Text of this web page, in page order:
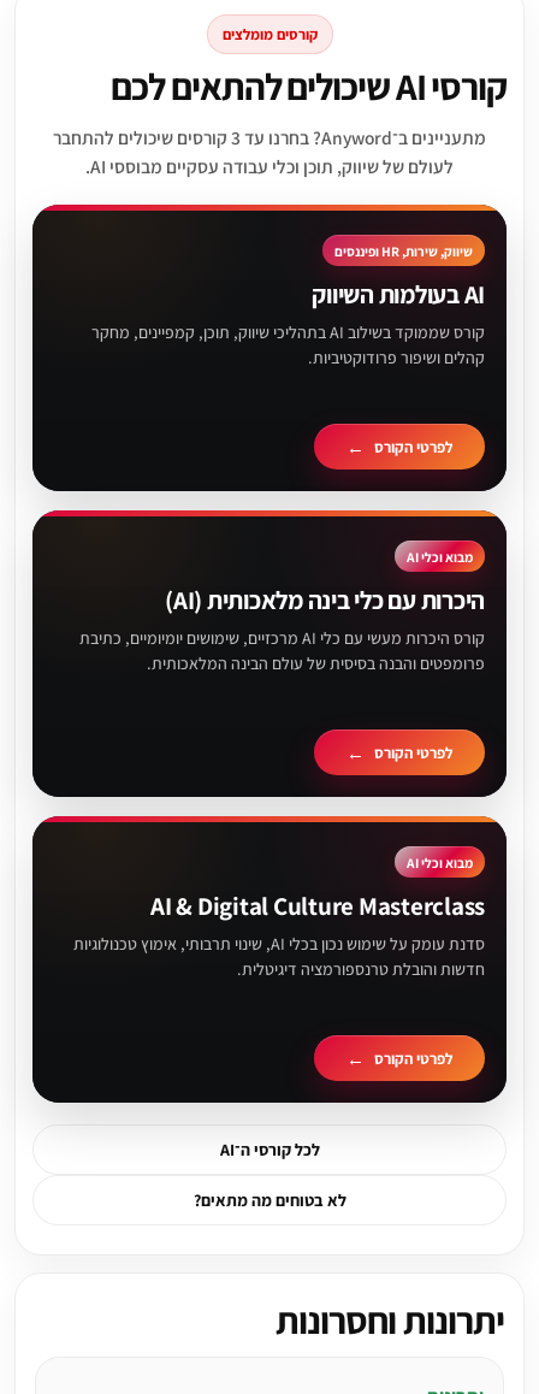
קורסים מומלצים
קורסי AI שיכולים להתאים לכם
מתעניינים ב־Anyword? בחרנו עד 3 קורסים שיכולים להתחבר
לעולם של שיווק, תוכן וכלי עבודה עסקיים מבוססי AI.
שיווק, שירות, HR ופיננסים
AI בעולמות השיווק
קורס שממוקד בשילוב AI בתהליכי שיווק, תוכן, קמפיינים, מחקר
קהלים ושיפור פרודוקטיביות.
לפרטי הקורס
מבוא וכלי AI
היכרות עם כלי בינה מלאכותית (AI)
קורס היכרות מעשי עם כלי AI מרכזיים, שימושים יומיומיים, כתיבת
פרומפטים והבנה בסיסית של עולם הבינה המלאכותית.
לפרטי הקורס
מבוא וכלי AI
AI & Digital Culture Masterclass
סדנת עומק על שימוש נכון בכלי AI, שינוי תרבותי, אימוץ טכנולוגיות
חדשות והובלת טרנספורמציה דיגיטלית.
לפרטי הקורס
לכל קורסי ה־AI
לא בטוחים מה מתאים?
יתרונות וחסרונות